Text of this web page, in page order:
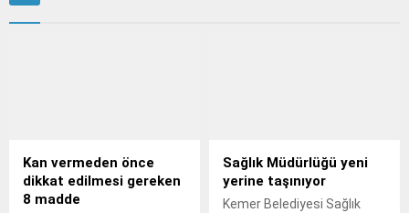
Kan vermeden önce
dikkat edilmesi gereken
8 madde
Sağlık Müdürlüğü yeni
yerine taşınıyor
Kemer Belediyesi Sağlık